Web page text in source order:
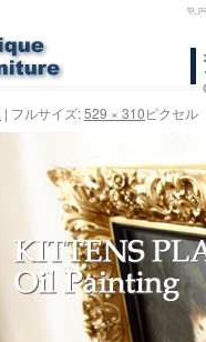
テ
ン
ツ
へ
ス
キ
| フルサイズ:529 × 310ピクセル